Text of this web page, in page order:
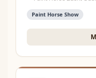
Paint Horse Show